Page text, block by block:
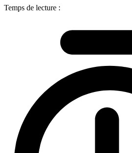
Temps de lecture :